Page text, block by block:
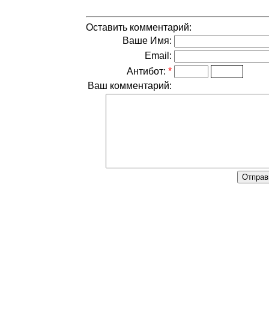
Оставить комментарий:
Ваше Имя:
Email:
Антибот: *
Ваш комментарий: